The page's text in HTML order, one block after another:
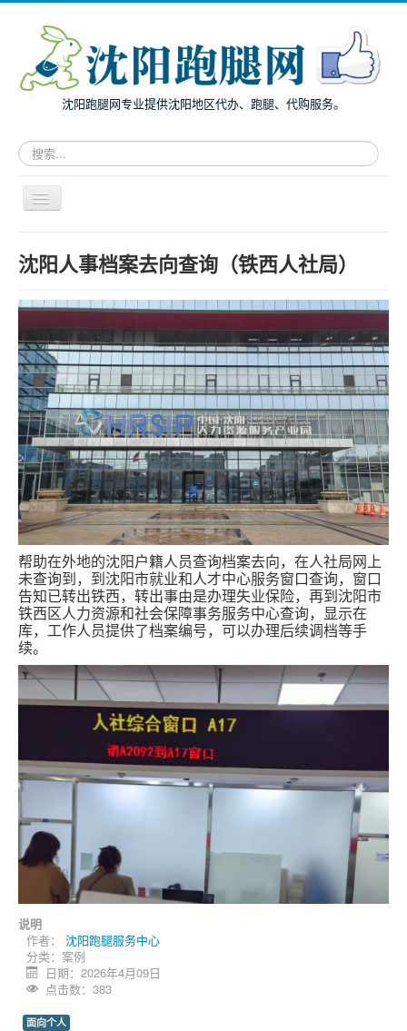
沈阳跑腿网专业提供沈阳地区代办、跑腿、代购服务。
请
输
键
索
跑
服
务
导
航
面向个人
面向企业
跑腿案例
服务指南
兔度动态
跑腿网店
沈阳人事档案去向查询（铁西人社局）
帮助在外地的沈阳户籍人员查询档案去向，在人社局网上
未查询到，到沈阳市就业和人才中心服务窗口查询，窗口
告知已转出铁西，转出事由是办理失业保险，再到沈阳市
铁西区人力资源和社会保障事务服务中心查询，显示在
库，工作人员提供了档案编号，可以办理后续调档等手
续。
说明
作者： 沈阳跑腿服务中心
分类： 案例
日期：2026年4月09日
点击数：383
面向个人